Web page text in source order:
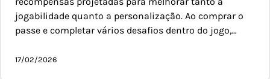
jogabilidade quanto a personalização. Ao comprar o
passe e completar vários desafios dentro do jogo,…
17/02/2026